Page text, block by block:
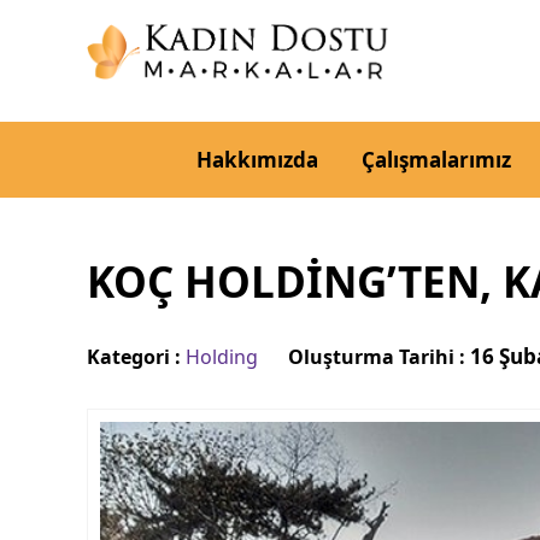
Hakkımızda Çalışmalarımız
KOÇ HOLDİNG’TEN,
Kategori : Holding Oluşturma Tarihi : 16